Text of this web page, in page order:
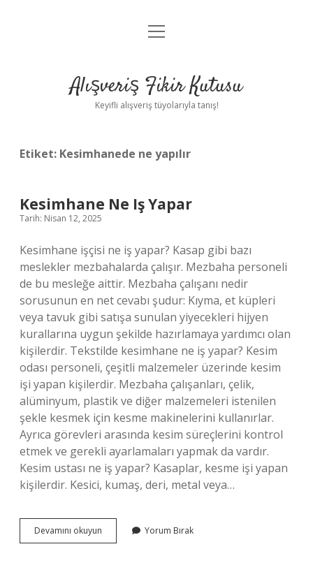
Anasayfa
Yasal Uyarı
menüyü
Alışveriş Fikir Kutusu
Keyifli alışveriş tüyolarıyla tanış!
Etiket: Kesimhanede ne yapılır
Kesimhane Ne Iş Yapar
Tarih: Nisan 12, 2025
Kesimhane işçisi ne iş yapar? Kasap gibi bazı
meslekler mezbahalarda çalışır. Mezbaha personeli
de bu mesleğe aittir. Mezbaha çalışanı nedir
sorusunun en net cevabı şudur: Kıyma, et küpleri
veya tavuk gibi satışa sunulan yiyecekleri hijyen
kurallarına uygun şekilde hazırlamaya yardımcı olan
kişilerdir. Tekstilde kesimhane ne iş yapar? Kesim
odası personeli, çeşitli malzemeler üzerinde kesim
işi yapan kişilerdir. Mezbaha çalışanları, çelik,
alüminyum, plastik ve diğer malzemeleri istenilen
şekle kesmek için kesme makinelerini kullanırlar.
Ayrıca görevleri arasında kesim süreçlerini kontrol
etmek ve gerekli ayarlamaları yapmak da vardır.
Kesim ustası ne iş yapar? Kasaplar, kesme işi yapan
kişilerdir. Kesici, kumaş, deri, metal veya…
Devamını okuyun Kesimhane
Ne
Yorum Bırak